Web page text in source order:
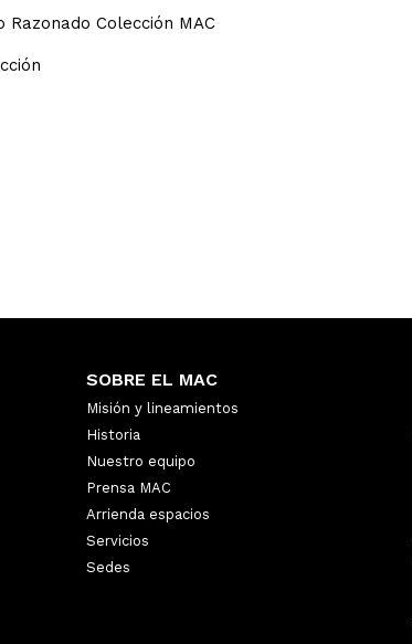
Razonado Colección MAC
SOBRE EL MAC
Misión y lineamientos
Historia
Nuestro equipo
Prensa MAC
Arrienda espacios
Servicios
Sedes